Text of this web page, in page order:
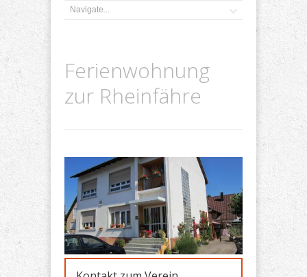
Ferienwohnung
zur Rheinfähre